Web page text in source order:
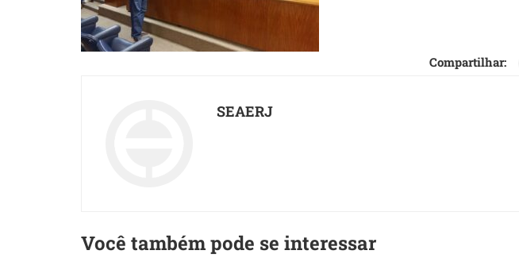
Compartilhar:
SEAERJ
Você também pode se interessar